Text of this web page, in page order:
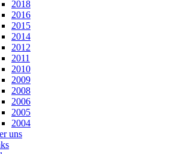
2018
2016
2015
2014
2012
2011
2010
2009
2008
2006
2005
2004
uns